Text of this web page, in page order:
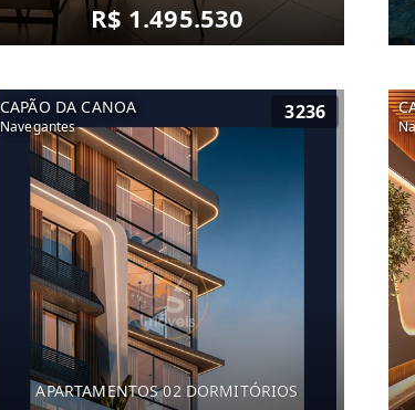
R$ 1.495.530
CAPÃO DA CANOA
Navegantes
3236
APARTAMENTOS 02 DORMITÓRIOS